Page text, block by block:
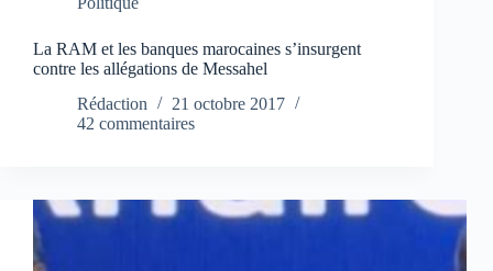
La RAM et les banques marocaines s’insurgent
contre les allégations de Messahel
Rédaction
21 octobre 2017
42 commentaires